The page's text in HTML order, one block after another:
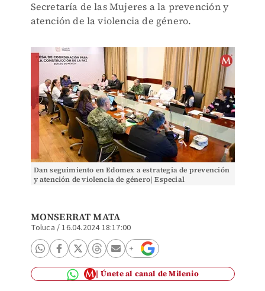
Secretaría de las Mujeres a la prevención y
atención de la violencia de género.
Dan seguimiento en Edomex a estrategia de prevención
y atención de violencia de género| Especial
MONSERRAT MATA
Toluca /16.04.2024 18:17:00
Únete al canal de Milenio